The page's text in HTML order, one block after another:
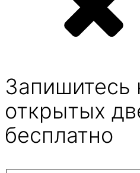
Запишитесь
открытых
бесплатно